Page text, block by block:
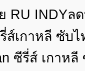
RU INDY
ส์เกาหลี ซั
ซีรี่ส์ เกาห